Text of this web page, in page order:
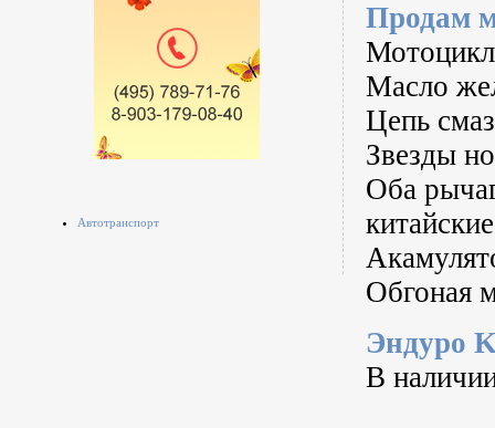
Автотранспорт
Продам
Мотоцикл
Масло
Цепь
Звезды
Оба
китайские
Обгоная
Эндуро
В